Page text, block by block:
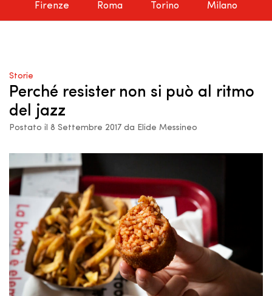
Firenze Roma Torino Milano
Storie
Perché resister non si può al ritmo
del jazz
Postato il 8 Settembre 2017 da Elide Messineo